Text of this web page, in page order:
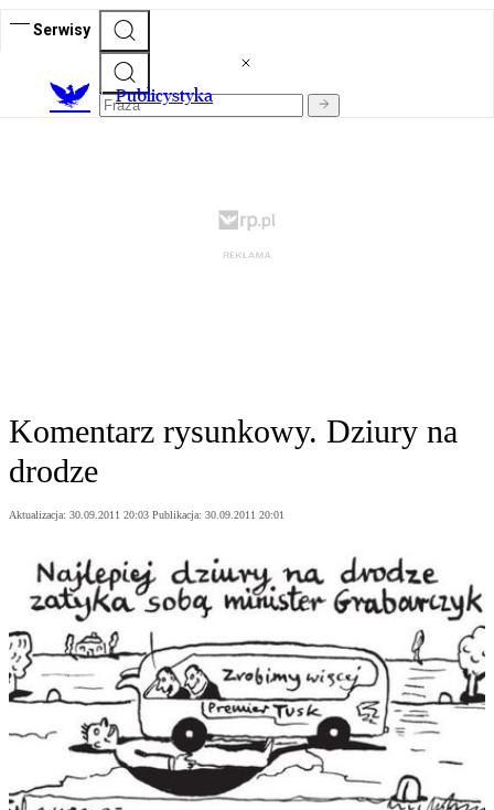
Serwisy
Publicystyka
Komentarz rysunkowy. Dziury na
drodze
Aktualizacja: 30.09.2011 20:03 Publikacja: 30.09.2011 20:01